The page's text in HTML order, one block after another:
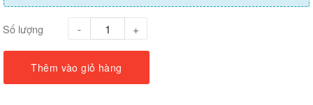
Số lượng
Thêm vào giỏ hàng